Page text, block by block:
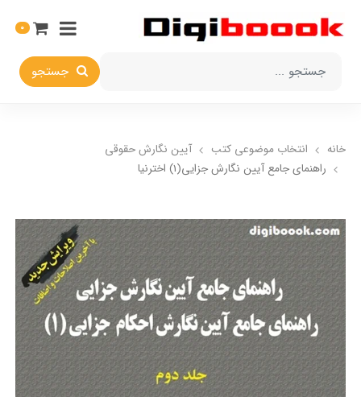
جستجو
0
خانه انتخاب​ موضوعي​ کتب
آیین نگارش حقوقی
راهنمای جامع آیین نگارش جزایی(1) اخترنیا